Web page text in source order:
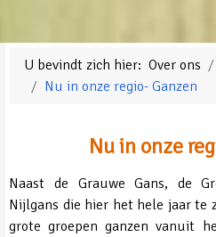
U bevindt zich hier:Over ons
Nu in onze regio- Ganzen
Nu in onze
Naast de Grauwe Gans, de
Nijlgans die hier het hele jaar te
grote groepen ganzen vanuit